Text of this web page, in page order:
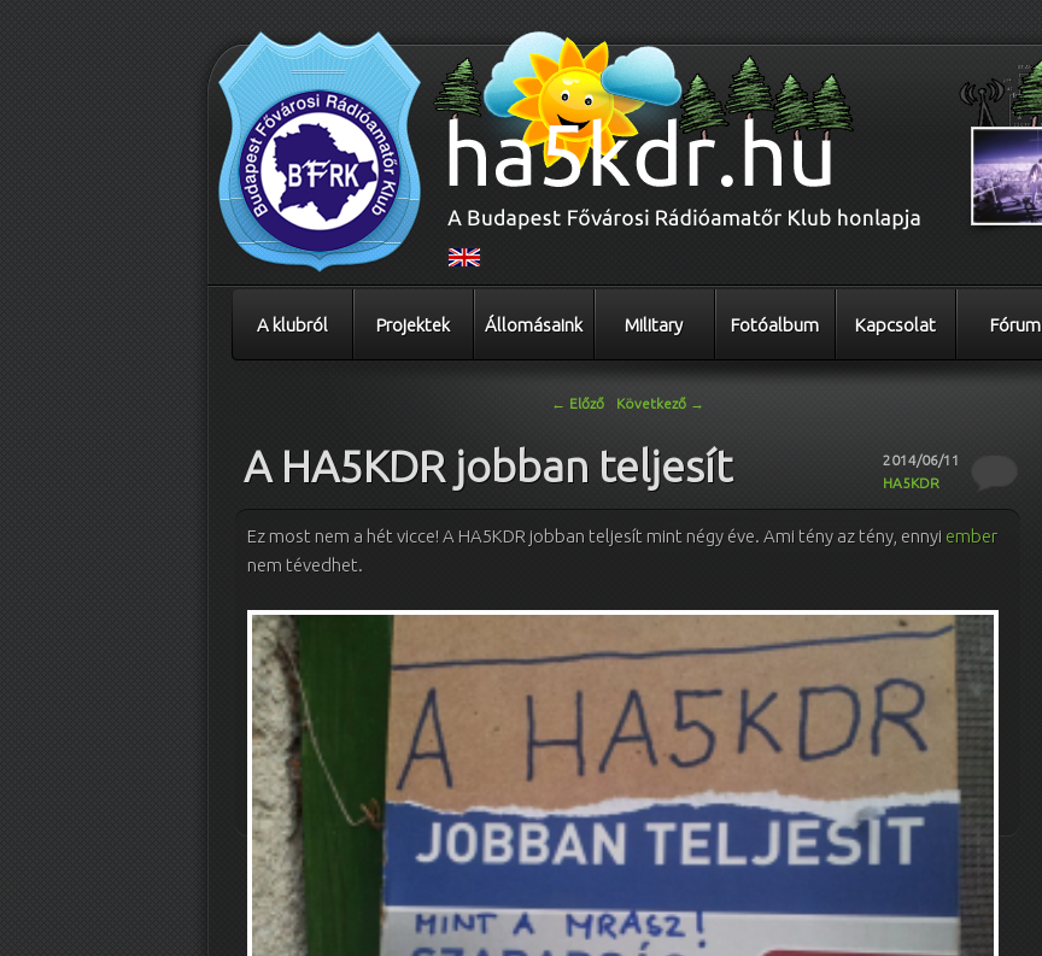
A klubról Projektek Állomásaink Military Fotóalbum Kapcsolat Fórum
← Előző Következő →
A HA5KDR jobban teljesít
2014/06/11
HA5KDR
Ez most nem a hét vicce! A HA5KDR jobban teljesít mint négy éve. Ami tény az tény, ennyi ember
nem tévedhet.